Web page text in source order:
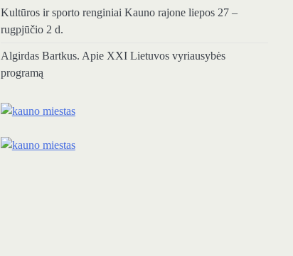
Kultūros ir sporto renginiai Kauno rajone liepos 27 –
rugpjūčio 2 d.
Algirdas Bartkus. Apie XXI Lietuvos vyriausybės
programą